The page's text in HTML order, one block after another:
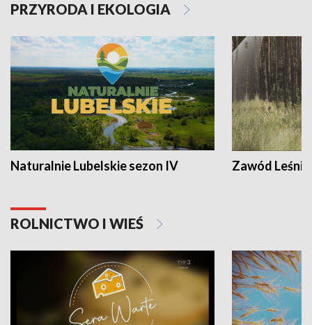
PRZYRODA I EKOLOGIA
Naturalnie Lubelskie sezon IV Zawód Leśnik
ROLNICTWO I WIEŚ